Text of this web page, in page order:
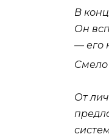
В
Он
— его
Смело
От